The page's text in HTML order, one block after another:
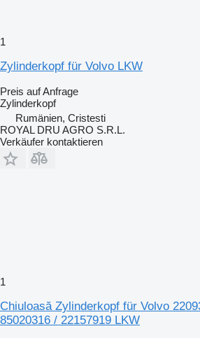
1
Zylinderkopf für Volvo LKW
Preis auf Anfrage
Zylinderkopf
Rumänien, Cristesti
ROYAL DRU AGRO S.R.L.
Verkäufer kontaktieren
1
Chiuloasă Zylinderkopf für Volvo
85020316 / 22157919 LKW